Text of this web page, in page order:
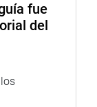
fue
del